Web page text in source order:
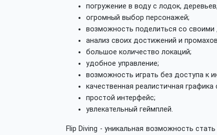
погружение в воду с лодок,
огромный выбор персонажей;
возможность поделиться со своими
анализ своих достижений и
большое количество локаций;
удобное управление;
возможность играть без доступа к
качественная реалистичная
простой интерфейс;
увлекательный геймплей.
Flip Diving - уникальная возможность